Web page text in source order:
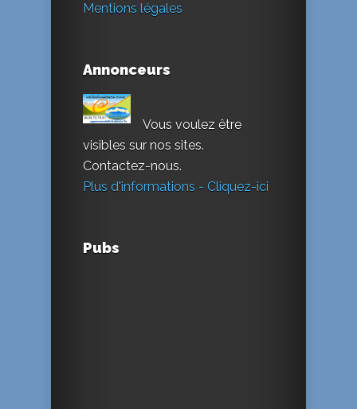
Mentions légales
Annonceurs
Vous voulez être
visibles sur nos sites.
Contactez-nous.
Plus d'informations - Cliquez-ici
Pubs